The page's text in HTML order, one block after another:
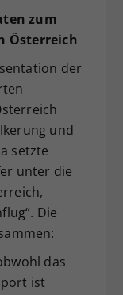
zum
Österreich
der
und
setzte
unter die
Die
das
ist